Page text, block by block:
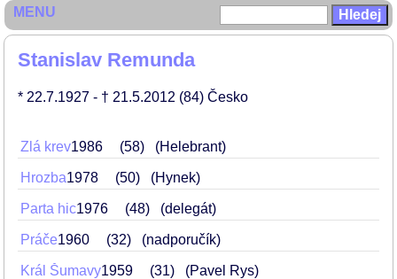
Stanislav Remunda
* 22.7.1927 - † 21.5.2012 (84) Česko
Zlá krev1986 58 (Helebrant)
Hrozba1978 50 (Hynek)
Parta hic1976 48 (delegát)
Práče1960 32 (nadporučík)
Král Šumavy1959 31 (Pavel Rys)
MENU